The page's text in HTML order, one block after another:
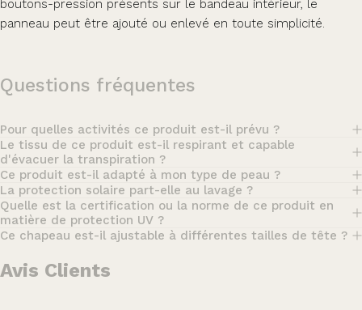
boutons-pression présents sur le bandeau intérieur, le
panneau peut être ajouté ou enlevé en toute simplicité.
Questions fréquentes
Pour quelles activités ce produit est-il prévu ?
Le tissu de ce produit est-il respirant et capable
d'évacuer la transpiration ?
Ce produit est-il adapté à mon type de peau ?
La protection solaire part-elle au lavage ?
Quelle est la certification ou la norme de ce produit en
matière de protection UV ?
Ce chapeau est-il ajustable à différentes tailles de tête ?
Avis Clients